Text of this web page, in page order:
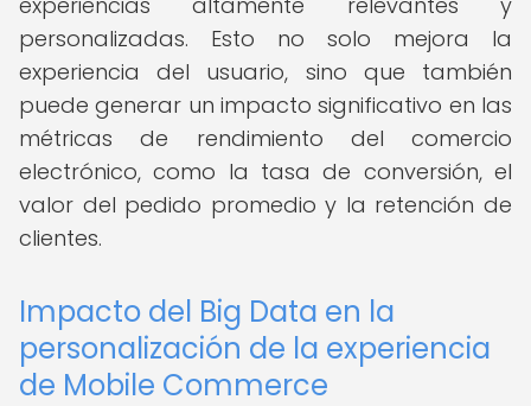
personalizadas. Esto no solo mejora la
experiencia del usuario, sino que también
puede generar un impacto significativo en las
métricas de rendimiento del comercio
electrónico, como la tasa de conversión, el
valor del pedido promedio y la retención de
clientes.
Impacto del Big Data en la
personalización de la experiencia
de Mobile Commerce